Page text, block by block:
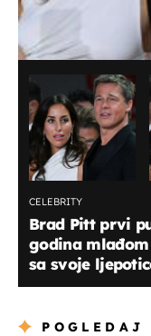
CELEBRITY
Brad Pitt prvi
godina
sa svoje
POGLEDAJ